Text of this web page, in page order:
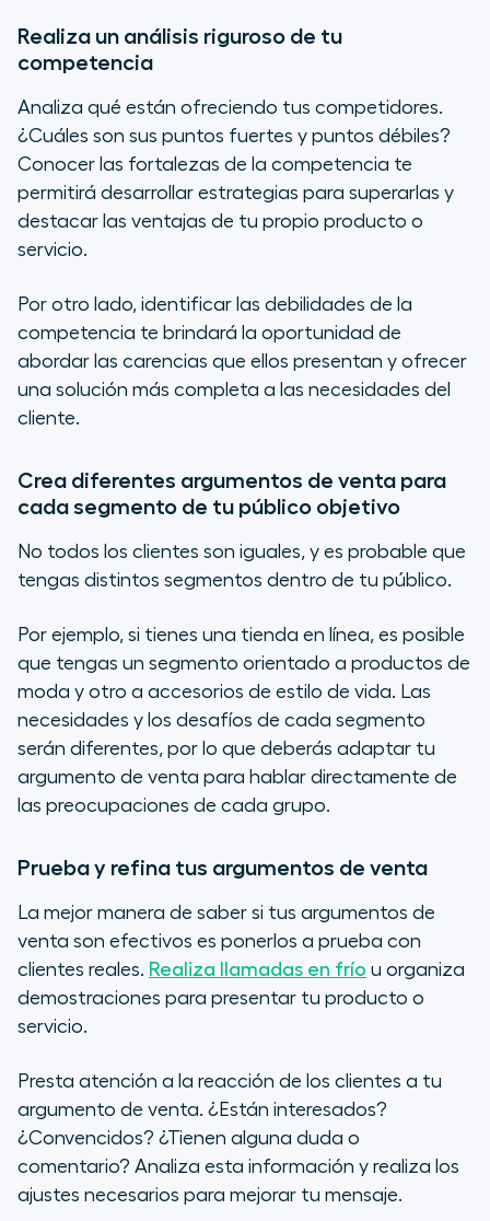
Realiza un análisis riguroso de tu
competencia
Analiza qué están ofreciendo tus competidores.
¿Cuáles son sus puntos fuertes y puntos débiles?
Conocer las fortalezas de la competencia te
permitirá desarrollar estrategias para superarlas y
destacar las ventajas de tu propio producto o
servicio.
Por otro lado, identificar las debilidades de la
competencia te brindará la oportunidad de
abordar las carencias que ellos presentan y ofrecer
una solución más completa a las necesidades del
cliente.
Crea diferentes argumentos de venta para
cada segmento de tu público objetivo
No todos los clientes son iguales, y es probable que
tengas distintos segmentos dentro de tu público.
Por ejemplo, si tienes una tienda en línea, es posible
que tengas un segmento orientado a productos de
moda y otro a accesorios de estilo de vida. Las
necesidades y los desafíos de cada segmento
serán diferentes, por lo que deberás adaptar tu
argumento de venta para hablar directamente de
las preocupaciones de cada grupo.
Prueba y refina tus argumentos de venta
La mejor manera de saber si tus argumentos de
venta son efectivos es ponerlos a prueba con
clientes reales. Realiza llamadas en frío u organiza
demostraciones para presentar tu producto o
servicio.
Presta atención a la reacción de los clientes a tu
argumento de venta. ¿Están interesados?
¿Convencidos? ¿Tienen alguna duda o
comentario? Analiza esta información y realiza los
ajustes necesarios para mejorar tu mensaje.